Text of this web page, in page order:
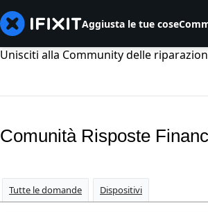
Aggiusta le tue cose
Unisciti alla Community delle
Comunità Risposte
Tutte le domande Dispositivi